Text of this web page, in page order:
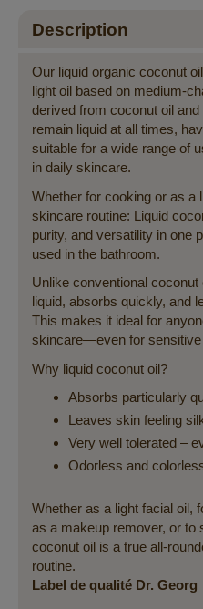
Description
Our liquid organic coconut
light oil based on medium-
derived from coconut oil
remain liquid at all times,
suitable for a wide range of
in daily skincare.
Whether for cooking or as a
skincare routine: Liquid
purity, and versatility in one
used in the bathroom.
Unlike conventional
liquid, absorbs quickly, and
This makes it ideal for
skincare—even for sensitive
Why liquid coconut oil?
Absorbs particularly
Leaves skin feeling
Very well tolerated –
Odorless and
Whether as a light facial oil,
as a makeup remover, or
coconut oil is a true all-
routine.
Label de qualité Dr. Georg